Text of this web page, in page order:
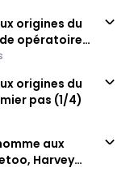
origines du
opératoire
origines du
pas (1/4)
aux
Harvey